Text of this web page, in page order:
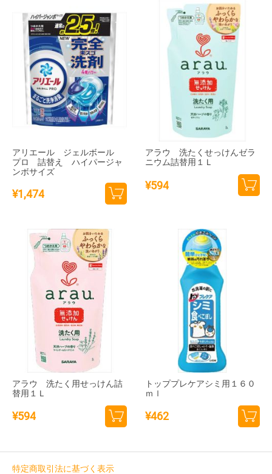
追加
アリエール ジェルボール
プロ 詰替え ハイパージャ
ンボサイズ
¥1,474
アラウ 洗たくせっけんゼラ
ニウム詰替用１Ｌ
¥594
アラウ 洗たく用せっけん詰
替用１Ｌ
¥594
トッププレケアシミ用１６０
ｍｌ
¥462
特定商取引法に基づく表示